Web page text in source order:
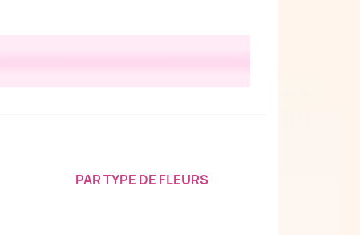
PAR TYPE DE FLEURS